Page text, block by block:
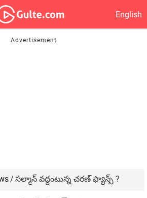
English
/ సల్మాన్ వద్దంటున్న చరణ్ ఫ్యాన్స్ ?